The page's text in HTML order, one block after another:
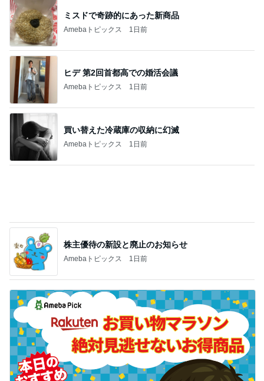
ミスドで奇跡的にあった新商品
Amebaトピックス 1日前
ヒデ 第2回首都高での婚活会議
Amebaトピックス 1日前
買い替えた冷蔵庫の収納に幻滅
Amebaトピックス 1日前
株主優待の新設と廃止のお知らせ
Amebaトピックス 1日前